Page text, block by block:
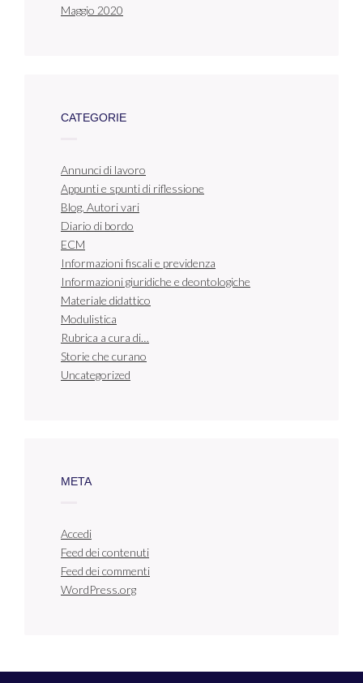
Maggio 2020
CATEGORIE
Annunci di lavoro
Appunti e spunti di riflessione
Blog. Autori vari
Diario di bordo
ECM
Informazioni fiscali e previdenza
Informazioni giuridiche e deontologiche
Materiale didattico
Modulistica
Rubrica a cura di…
Storie che curano
Uncategorized
META
Accedi
Feed dei contenuti
Feed dei commenti
WordPress.org